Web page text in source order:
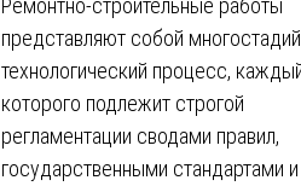
представляют собой
технологический процесс,
которого подлежит строгой
регламентации сводами правил,
государственными стандартами и